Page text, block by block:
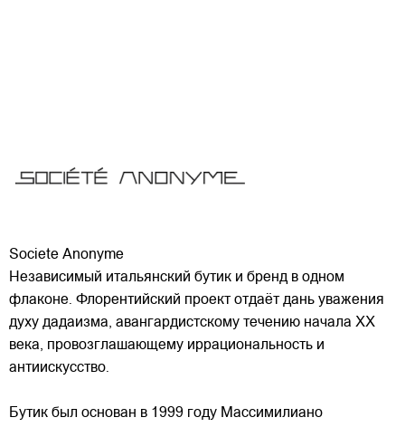
Societe Anonyme
Независимый итальянский бутик и бренд в одном
флаконе. Флорентийский проект отдаёт дань уважения
духу дадаизма, авангардистскому течению начала XX
века, провозглашающему иррациональность и
антиискусство.
Бутик был основан в 1999 году Массимилиано